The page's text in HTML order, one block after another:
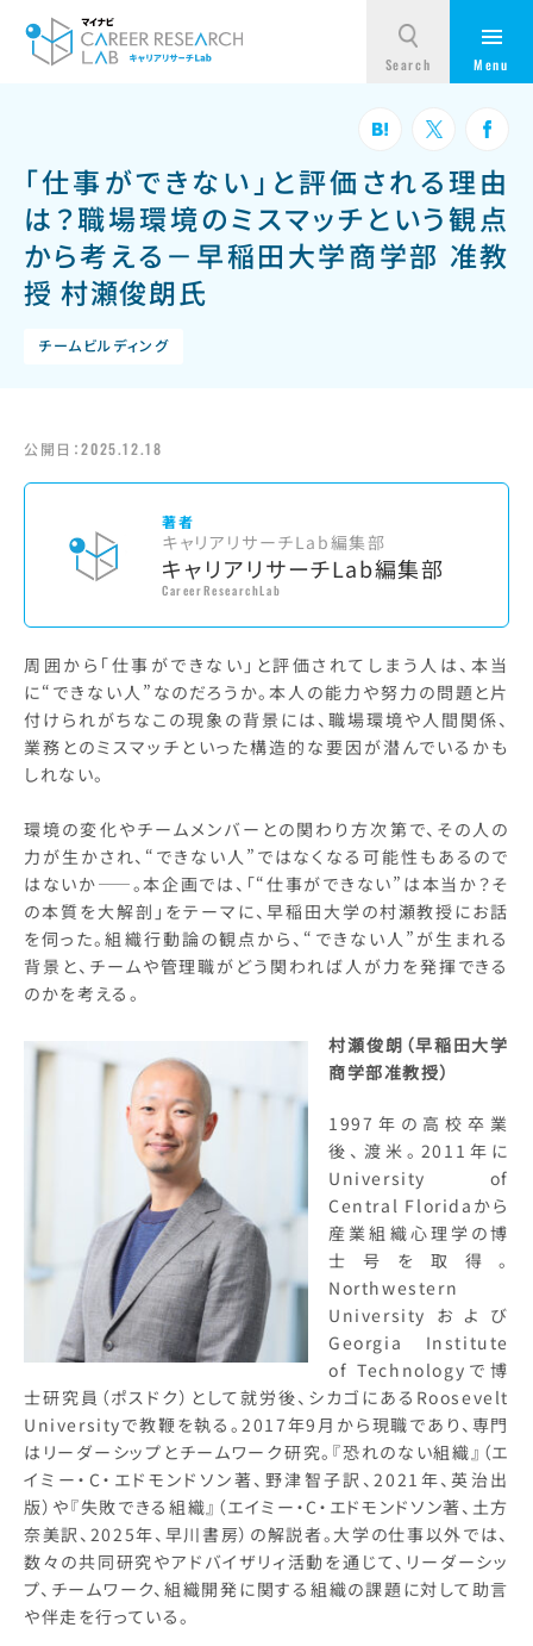
「仕事ができない」と評価される理由
は？職場環境のミスマッチという観点
から考える－早稲田大学商学部 准教
授 村瀬俊朗氏
チームビルディング
公開日：2025.12.18
著者
キャリアリサーチLab編集部
キャリアリサーチLab編集部
CareerResearchLab
周囲から「仕事ができない」と評価されてしまう人は、本当
に“できない人”なのだろうか。本人の能力や努力の問題と片
付けられがちなこの現象の背景には、職場環境や人間関係、
業務とのミスマッチといった構造的な要因が潜んでいるかも
しれない。
環境の変化やチームメンバーとの関わり方次第で、その人の
力が生かされ、“できない人”ではなくなる可能性もあるので
はないか――。本企画では、「“仕事ができない”は本当か？そ
の本質を大解剖」をテーマに、早稲田大学の村瀬教授にお話
を伺った。組織行動論の観点から、“できない人”が生まれる
背景と、チームや管理職がどう関われば人が力を発揮できる
のかを考える。
村瀬俊朗（早稲田大学
商学部准教授）
1997年の高校卒業
後、渡米。2011年に
University of
Central Floridaから
産業組織心理学の博
士号を取得。
Northwestern
Universityおよび
Georgia Institute
of Technologyで博
士研究員（ポスドク）として就労後、シカゴにあるRoosevelt
Universityで教鞭を執る。2017年9月から現職であり、専門
はリーダーシップとチームワーク研究。『恐れのない組織』（エ
イミー・C・エドモンドソン著、野津智子訳、2021年、英治出
版）や『失敗できる組織』（エイミー・C・エドモンドソン著、土方
奈美訳、2025年、早川書房）の解説者。大学の仕事以外では、
数々の共同研究やアドバイザリィ活動を通じて、リーダーシッ
プ、チームワーク、組織開発に関する組織の課題に対して助言
や伴走を行っている。